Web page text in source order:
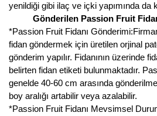
yenildiği gibi ilaç ve içki yapımında da
Gönderilen Passion Fruit
*Passion Fruit Fidanı
fidan göndermek için üretilen orjinal
gönderim yapılır. Fidanının üzerinde
belirten fidan etiketi bulunmaktadır.
genelde 40-60 cm arasında
boy aralığı artabilir veya azalabilir.
*Passion Fruit Fidanı Mevsimsel